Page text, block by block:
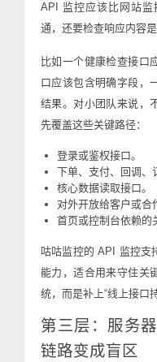
API 监控应该比网站
通，还要检查响应内容是
比如一个健康检查接口
口应该包含明确字段，
结果。对小团队来说，
先覆盖这些关键路径：
登录或鉴权接口。
下单、支付、回调、
核心数据读取接口。
对外开放给客户或合
首页或控制台依赖的
咕咕监控的 API 监控支
能力，适合用来守住关
统，而是补上“线上接口
第三层：服务
链路变成盲区